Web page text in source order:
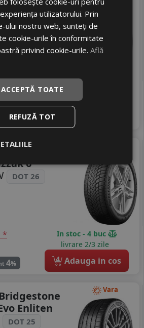
DOT 25
*
17%
In stoc - peste 12 buc
livrare 5/7 zile
6
DOT 26
*
4%
In stoc - 4 buc
livrare 2/3 zile
4 Adauga in cos
Vara
Enliten
DOT 25
utilizatorului. Prin
ului nostru web, sunteți de
cookie-urile în conformitate
privind cookie-urile.Află
ACCEPTĂ TOATE
REFUZĂ TOT